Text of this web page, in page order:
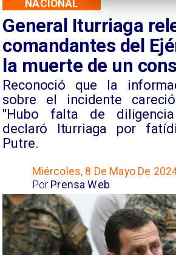
General Iturriaga
comandantes del
la muerte de un
​Reconoció que la
sobre el incidente
"Hubo falta de
declaró Iturriaga por
Putre.
NACIONAL
Miércoles, 8 De Mayo De
Prensa Web
Por